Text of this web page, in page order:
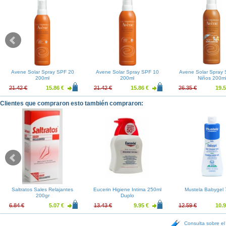
Avene Solar Spray SPF 20
200ml
21.42 € 15.86 €
Avene Solar Spray SPF 10
200ml
21.42 € 15.86 €
Avene Solar Spray
Niños 200ml
26.35 €
Clientes que compraron esto también compraron:
Saltratos Sales Relajantes
200gr
6.84 € 5.07 €
Eucerin Higiene Intima 250ml
Duplo
13.43 € 9.95 €
Mustela Babygel
12.59 €
Consulta sobre